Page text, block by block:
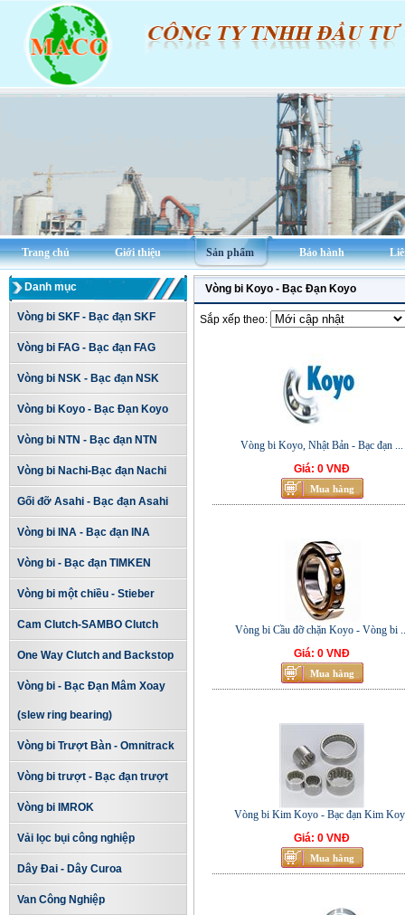
Trang chủ Giới thiệu Sản phẩm Bảo hành
Danh mục
Vòng bi SKF - Bạc đạn SKF
Vòng bi FAG - Bạc đạn FAG
Vòng bi NSK - Bạc đạn NSK
Vòng bi Koyo - Bạc Đạn Koyo
Vòng bi NTN - Bạc đạn NTN
Vòng bi Nachi-Bạc đạn Nachi
Gối đỡ Asahi - Bạc đạn Asahi
Vòng bi INA - Bạc đạn INA
Vòng bi - Bạc đạn TIMKEN
Vòng bi một chiều - Stieber
Cam Clutch-SAMBO Clutch
One Way Clutch and Backstop
Vòng bi - Bạc Đạn Mâm Xoay
(slew ring bearing)
Vòng bi Trượt Bàn - Omnitrack
Vòng bi trượt - Bạc đạn trượt
Vòng bi IMROK
Vải lọc bụi công nghiệp
Dây Đai - Dây Curoa
Van Công Nghiệp
Vòng bi Koyo - Bạc Đạn Koyo
Sắp xếp theo:
Vòng bi Koyo, Nhật Bản - Bạc đạn ...
Giá: 0 VNĐ
Vòng bi Cầu đỡ chặn Koyo - Vòng bi
Giá: 0 VNĐ
Vòng bi Kim Koyo - Bạc đạn Kim
Giá: 0 VNĐ